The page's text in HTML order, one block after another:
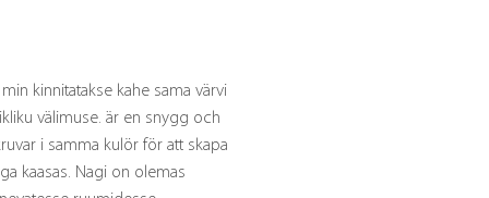
kinnitatakse kahe sama värvi
välimuse. är en snygg och
i samma kulör för att skapa
kaasas. Nagi on olemas